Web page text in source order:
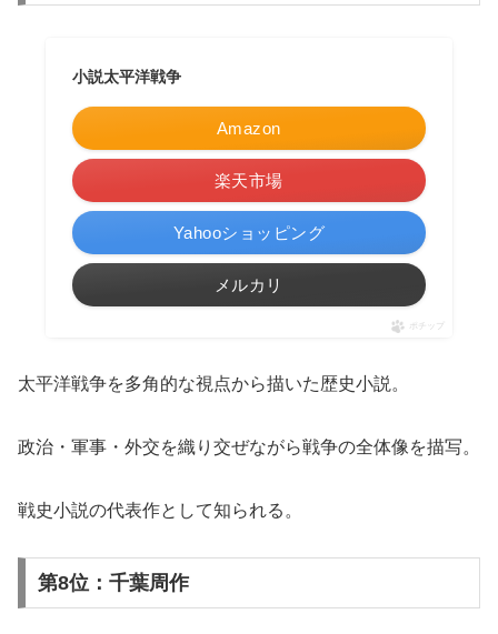
小説太平洋戦争
Amazon
楽天市場
Yahooショッピング
メルカリ
ポチップ
太平洋戦争を多角的な視点から描いた歴史小説。
政治・軍事・外交を織り交ぜながら戦争の全体像を描写。
戦史小説の代表作として知られる。
第8位：千葉周作